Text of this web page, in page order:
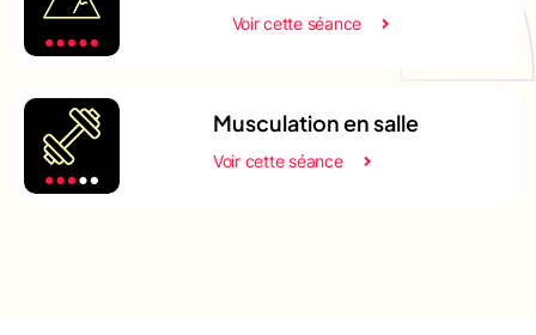
Voir cette séance
Musculation en salle
Voir cette séance